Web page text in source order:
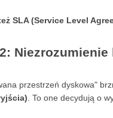
SLA (Service Level
przestrzeń dyskowa"
. To one decydują o